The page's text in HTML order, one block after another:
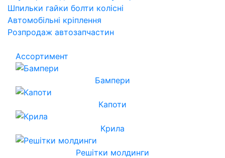
Шпильки гайки болти колісні
Автомобільні кріплення
Розпродаж автозапчастин
Ассортимент
Бампери
Капоти
Крила
Решітки молдинги